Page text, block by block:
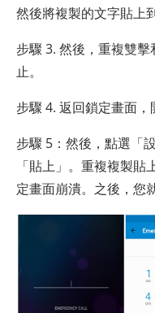
然後將複製的文字貼上
步驟 3. 然後，重複雙
止。
步驟 4. 返回鎖定​​畫面，
步驟 5：然後，點選「
「貼上」。重複複製
定畫面崩潰。之後，您